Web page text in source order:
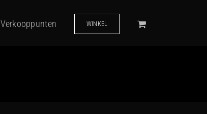
Verkooppunten WINKEL